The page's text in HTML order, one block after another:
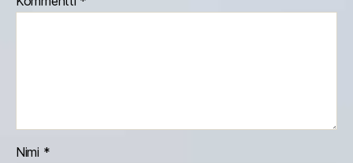
Nimi *